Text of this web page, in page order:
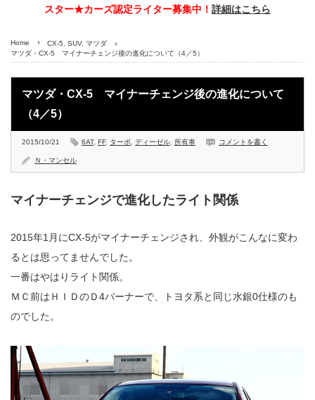
スター★カーズ認定ライター募集中！ 詳細はこちら
Home CX-5 SUV, マツダ
マツダ・CX-5 マイナーチェンジ後の進化について（4／5）
マツダ・CX-5 マイナーチェンジ後の進化について
（4／5）
2015/10/21 6AT, FF, ターボ ディーゼル 所有車 コメントを書く
Ｎ・マンセル
マイナーチェンジで進化したライト関係
2015年1月にCX-5がマイナーチェンジされ、外観がこんなに変わ
るとは思ってませんでした。
一番はやはりライト関係。
ＭＣ前はＨＩＤのＤ4バーナーで、トヨタ系と同じ水銀0仕様のも
のでした。